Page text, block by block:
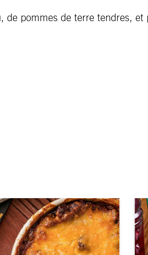
pommes de terre tendres, et